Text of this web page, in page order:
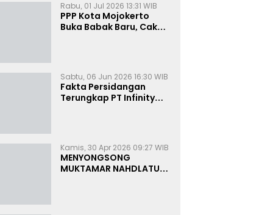
Rabu, 01 Jul 2026 13:31 WIB
PPP Kota Mojokerto
Buka Babak Baru, Cak
Sabtu, 06 Jun 2026 16:30 WIB
Fakta Persidangan
Terungkap PT Infinity
Kamis, 30 Apr 2026 09:27 WIB
MENYONGSONG
MUKTAMAR NAHDLATUL